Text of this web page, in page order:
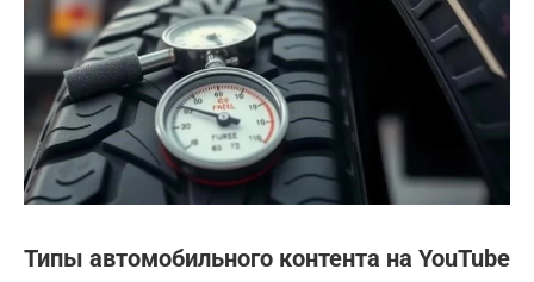
Типы автомобильного контента на YouTube